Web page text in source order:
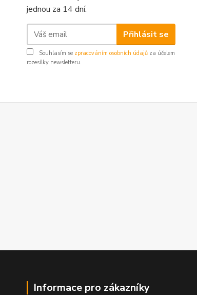
jednou za 14 dní.
Přihlásit se
Souhlasím se zpracováním osobních údajů za účelem
rozesílky newsletteru.
Informace pro zákazníky